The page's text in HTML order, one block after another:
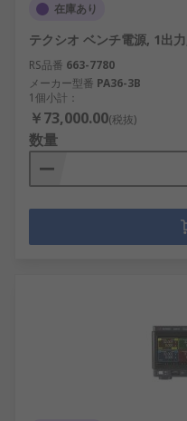
在庫あり
テクシオ ベンチ電源, 1出
RS品番 663-7780
メーカー型番 PA36-3B
1個小計：
￥73,000.00(税抜)
数量